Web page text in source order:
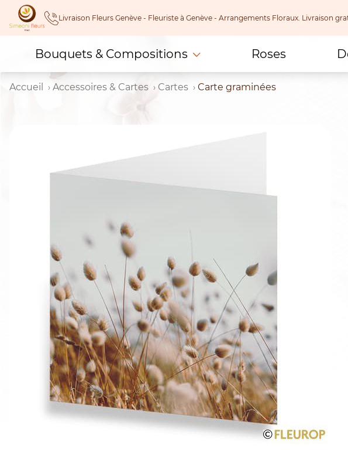
Skip
content
Livraison Fleurs Genève - Fleuriste à Genève - Arrangements Floraux. Livraison
Bouquets & Compositions Roses
Accueil Accessoires & Cartes Cartes Carte graminées